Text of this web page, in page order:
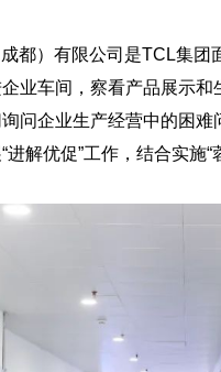
都）有限公司是TCL集团
业车间，察看产品展示
问企业生产经营中的困
解优促”工作，结合实施